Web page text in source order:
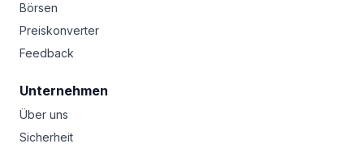
Börsen
Preiskonverter
Feedback
Unternehmen
Über uns
Sicherheit